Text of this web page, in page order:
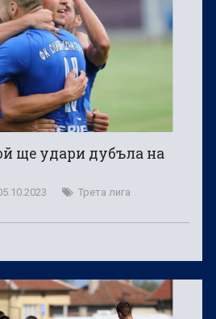
ще удари дубъла на
Трета лига